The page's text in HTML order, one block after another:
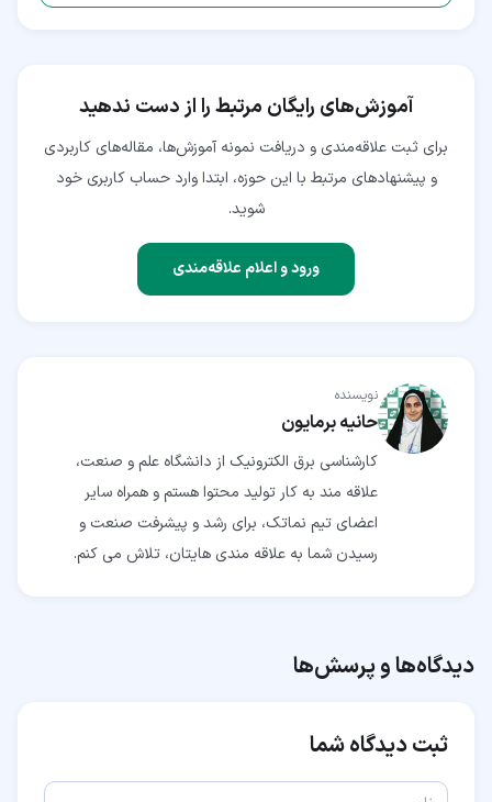
آموزش‌های رایگان مرتبط را از دست ندهید
برای ثبت علاقه‌مندی و دریافت نمونه آموزش‌ها، مقاله‌های کاربردی
و پیشنهادهای مرتبط با این حوزه، ابتدا وارد حساب کاربری خود
شوید.
ورود و اعلام علاقه‌مندی
نویسنده
حانیه برمایون
کارشناسی برق الکترونیک از دانشگاه علم و صنعت،
علاقه مند به کار تولید محتوا هستم و همراه سایر
اعضای تیم نماتک، برای رشد و پیشرفت صنعت و
رسیدن شما به علاقه مندی هایتان، تلاش می کنم.
دیدگاه‌ها و پرسش‌ها
ثبت دیدگاه شما